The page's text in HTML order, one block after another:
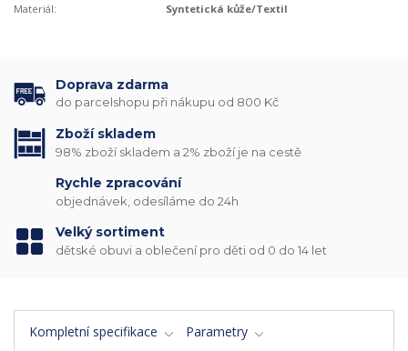
Materiál:
Syntetická kůže/Textil
Doprava zdarma
do parcelshopu při nákupu od 800 Kč
Zboží skladem
98% zboží skladem a 2% zboží je na cestě
Rychle zpracování
objednávek, odesíláme do 24h
Velký sortiment
dětské obuvi a oblečení pro děti od 0 do 14 let
Kompletní specifikace
Parametry